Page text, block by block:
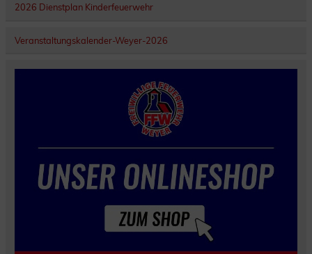
2026 Dienstplan Kinderfeuerwehr
Veranstaltungskalender-Weyer-2026